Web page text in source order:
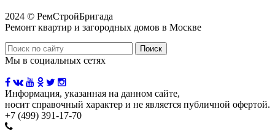
2024 © РемСтройБригада
Ремонт квартир и загородных домов в Москве
Мы в социальных сетях
Информация, указанная на данном сайте,
носит справочный характер и не является публичной офертой.
+7 (499) 391-17-70